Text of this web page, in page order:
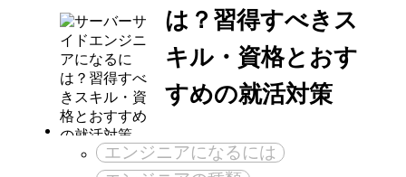
は？習得すべきス
キル・資格とおす
すめの就活対策
エンジニアになるには